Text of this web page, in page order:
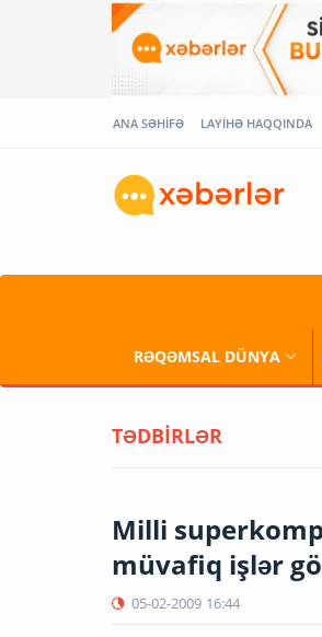
ANA SƏHİFƏ LAYİHƏ HAQQINDA
RƏQƏMSAL DÜNYA
TƏDBİRLƏR
Milli
müvafiq işlər
05-02-2009 16:44